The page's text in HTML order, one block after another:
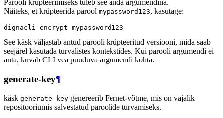
Parooli krüpteerimiseks tuleb see anda argumendina.
Näiteks, et krüpteerida parool mypassword123, kasutage:
dignacli encrypt
See käsk väljastab antud parooli krüpteeritud versiooni, mida saab
seejärel kasutada turvalistes kontekstides. Kui parooli argumendi ei
anta, kuvab CLI vea puuduva argumendi kohta.
generate-key¶
käsk generate-key genereerib Fernet-võtme, mis on vajalik
repositooriumis salvestatud paroolide turvamiseks.